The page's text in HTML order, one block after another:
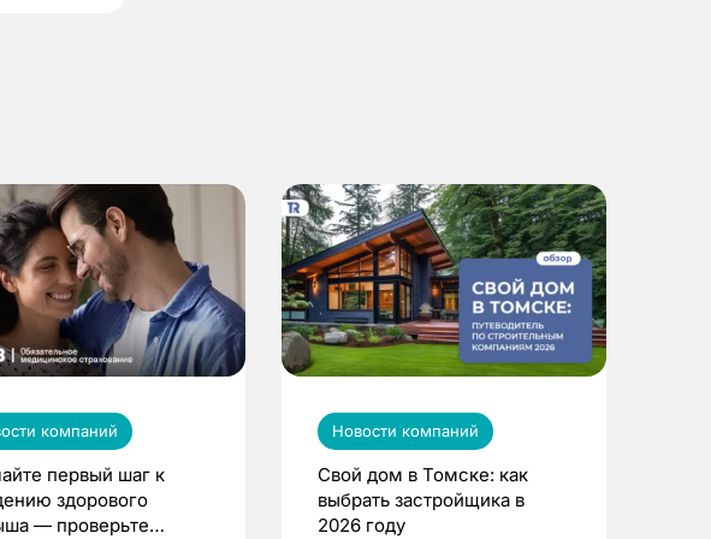
компаний
первый шаг к
здорового
— проверьте
Новости компаний
Свой дом в Томске: как
выбрать застройщика в
2026 году